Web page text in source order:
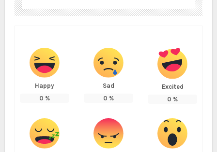
Happy
0 %
Sad
0 %
Excited
0 %